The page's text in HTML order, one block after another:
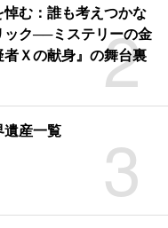
2
む：誰も考えつかな
ック──ミステリーの金
Ｘの献身』の舞台裏
3
遺産一覧